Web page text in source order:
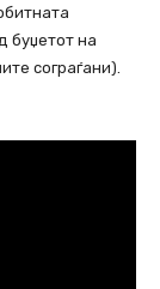
буџетот на
сограѓани).